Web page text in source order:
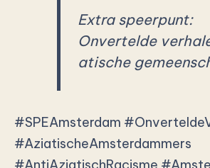
Extra speerpunt:
Onvertelde
atische
#SPEAmsterdam
#AziatischeAmsterdammers
#AntiAziatischRacisme